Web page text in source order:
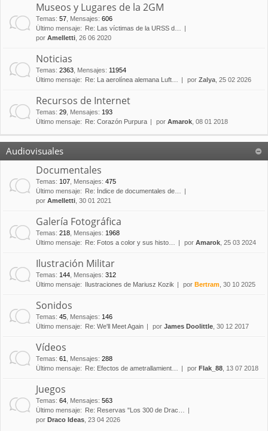
Museos y Lugares de la 2GM
Temas: 57 Mensajes: 606
Último mensaje:
Re: Las víctimas de la URSS d…
por Amelletti , 26 06 2020
Noticias
Temas: 2363 Mensajes: 11954
Último mensaje:
Re: La aerolínea alemana Luft… por Zalya , 25 02 2026
Recursos de Internet
Temas: 29 Mensajes: 193
Último mensaje:
Re: Corazón Purpura por Amarok , 08 01 2018
Audiovisuales
Documentales
Temas: 107 Mensajes: 475
Último mensaje:
Re: Índice de documentales de…
por Amelletti , 30 01 2021
Galería Fotográfica
Temas: 218 Mensajes: 1968
Último mensaje:
Re: Fotos a color y sus histo… por Amarok , 25 03 2024
Ilustración Militar
Temas: 144 Mensajes: 312
Último mensaje:
Ilustraciones de Mariusz Kozik por Bertram , 30 10 2025
Sonidos
Temas: 45 Mensajes: 146
Último mensaje:
Re: We'll Meet Again por James Doolittle , 30 12 2017
Vídeos
Temas: 61 Mensajes: 288
Último mensaje:
Re: Efectos de ametrallamient… por Flak_88 , 13 07 2018
Juegos
Temas: 64 Mensajes: 563
Último mensaje:
Re: Reservas "Los 300 de Drac…
por Draco Ideas , 23 04 2026